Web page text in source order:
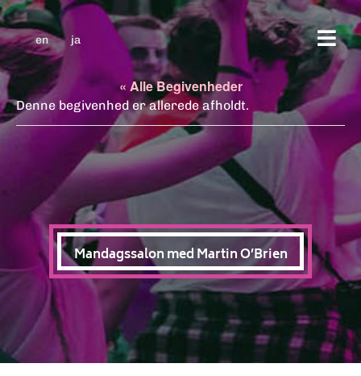
en ja
« Alle Begivenheder
Denne begivenhed er allerede afholdt.
Mandagssalon med Martin O’Brien